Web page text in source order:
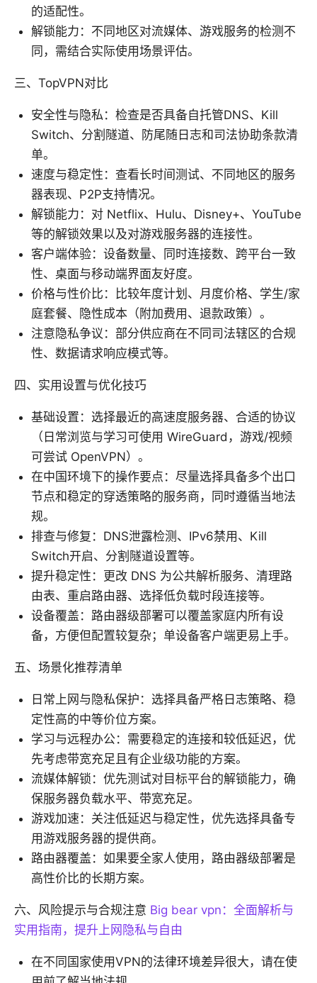
的适配性。
解锁能力：不同地区对流媒体、游戏服务的检测不
同，需结合实际使用场景评估。
三、TopVPN对比
安全性与隐私：检查是否具备自托管DNS、Kill
Switch、分割隧道、防尾随日志和司法协助条款清
单。
速度与稳定性：查看长时间测试、不同地区的服务
器表现、P2P支持情况。
解锁能力：对 Netflix、Hulu、Disney+、YouTube
等的解锁效果以及对游戏服务器的连接性。
客户端体验：设备数量、同时连接数、跨平台一致
性、桌面与移动端界面友好度。
价格与性价比：比较年度计划、月度价格、学生/家
庭套餐、隐性成本（附加费用、退款政策）。
注意隐私争议：部分供应商在不同司法辖区的合规
性、数据请求响应模式等。
四、实用设置与优化技巧
基础设置：选择最近的高速度服务器、合适的协议
（日常浏览与学习可使用 WireGuard，游戏/视频
可尝试 OpenVPN）。
在中国环境下的操作要点：尽量选择具备多个出口
节点和稳定的穿透策略的服务商，同时遵循当地法
规。
排查与修复：DNS泄露检测、IPv6禁用、Kill
Switch开启、分割隧道设置等。
提升稳定性：更改 DNS 为公共解析服务、清理路
由表、重启路由器、选择低负载时段连接等。
设备覆盖：路由器级部署可以覆盖家庭内所有设
备，方便但配置较复杂；单设备客户端更易上手。
五、场景化推荐清单
日常上网与隐私保护：选择具备严格日志策略、稳
定性高的中等价位方案。
学习与远程办公：需要稳定的连接和较低延迟，优
先考虑带宽充足且有企业级功能的方案。
流媒体解锁：优先测试对目标平台的解锁能力，确
保服务器负载水平、带宽充足。
游戏加速：关注低延迟与稳定性，优先选择具备专
用游戏服务器的提供商。
路由器覆盖：如果要全家人使用，路由器级部署是
高性价比的长期方案。
六、风险提示与合规注意 Big bear vpn：全面解析与
实用指南，提升上网隐私与自由
在不同国家使用VPN的法律环境差异很大，请在使